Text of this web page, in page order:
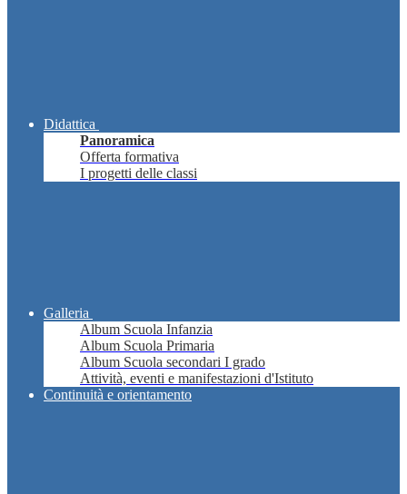
Didattica
Panoramica
Offerta formativa
I progetti delle classi
Galleria
Album Scuola Infanzia
Album Scuola Primaria
Album Scuola secondari I grado
Attività, eventi e manifestazioni d'Istituto
Continuità e orientamento